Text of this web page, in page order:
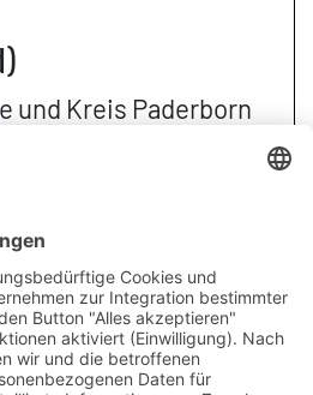
und Kreis Paderborn
Infos für Eltern
Infos für Lehrer